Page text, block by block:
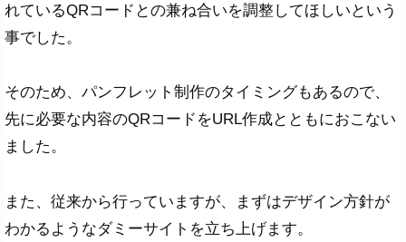
れているQRコードとの兼ね合いを調整してほしいという
事でした。
そのため、パンフレット制作のタイミングもあるので、
先に必要な内容のQRコードをURL作成とともにおこない
ました。
また、従来から行っていますが、まずはデザイン方針が
わかるようなダミーサイトを立ち上げます。